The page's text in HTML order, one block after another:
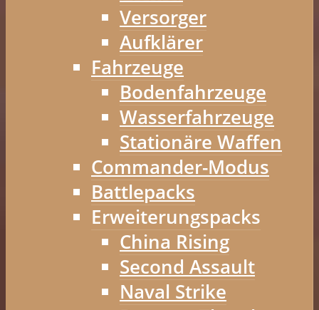
Versorger
Aufklärer
Fahrzeuge
Bodenfahrzeuge
Wasserfahrzeuge
Stationäre Waffen
Commander-Modus
Battlepacks
Erweiterungspacks
China Rising
Second Assault
Naval Strike